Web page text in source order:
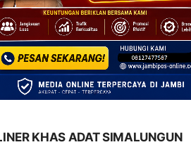
KHAS ADAT SIMALUNGUN